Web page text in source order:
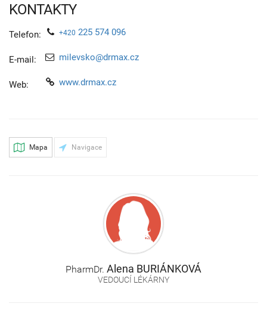
KONTAKTY
Telefon: +420 225 574 096
E-mail: milevsko@drmax.cz
Web: www.drmax.cz
Mapa Navigace
PharmDr. Alena BURIÁNKOVÁ
VEDOUCÍ LÉKÁRNY